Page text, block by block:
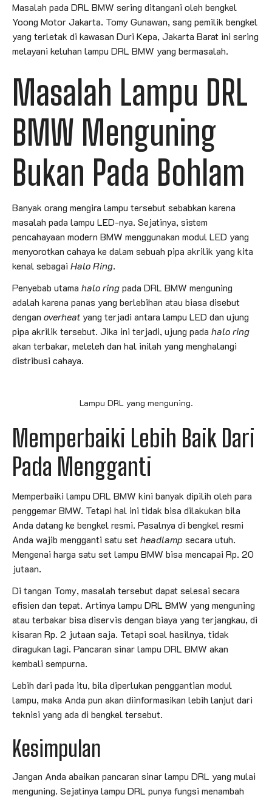
Masalah pada DRL BMW sering ditangani oleh bengkel
Yoong Motor Jakarta. Tomy Gunawan, sang pemilik bengkel
yang terletak di kawasan Duri Kepa, Jakarta Barat ini sering
melayani keluhan lampu DRL BMW yang bermasalah.
Masalah Lampu DRL
BMW Menguning
Bukan Pada Bohlam
Banyak orang mengira lampu tersebut sebabkan karena
masalah pada lampu LED-nya. Sejatinya, sistem
pencahayaan modern BMW menggunakan modul LED yang
menyorotkan cahaya ke dalam sebuah pipa akrilik yang kita
kenal sebagai Halo Ring.
Penyebab utama halo ringpada DRL BMW menguning
adalah karena panas yang berlebihan atau biasa disebut
dengan overheat yang terjadi antara lampu LED dan ujung
pipa akrilik tersebut. Jika ini terjadi, ujung pada halo ring
akan terbakar, meleleh dan hal inilah yang menghalangi
distribusi cahaya.
Lampu DRL yang menguning.
Memperbaiki Lebih Baik Dari
Pada Mengganti
Memperbaiki lampu DRL BMW kini banyak dipilih oleh para
penggemar BMW. Tetapi hal ini tidak bisa dilakukan bila
Anda datang ke bengkel resmi. Pasalnya di bengkel resmi
Anda wajib mengganti satu setheadlampsecara utuh.
Mengenai harga satu set lampu BMW bisa mencapai Rp. 20
jutaan.
Di tangan Tomy, masalah tersebut dapat selesai secara
efisien dan tepat. Artinya lampu DRL BMW yang menguning
atau terbakar bisa diservis dengan biaya yang terjangkau, di
kisaran Rp. 2 jutaan saja. Tetapi soal hasilnya, tidak
diragukan lagi. Pancaran sinar lampu DRL BMW akan
kembali sempurna.
Lebih dari pada itu, bila diperlukan penggantian modul
lampu, maka Anda pun akan diinformasikan lebih lanjut dari
teknisi yang ada di bengkel tersebut.
Kesimpulan
Jangan Anda abaikan pancaran sinar lampu DRL yang mulai
menguning. Sejatinya lampu DRL punya fungsi menambah